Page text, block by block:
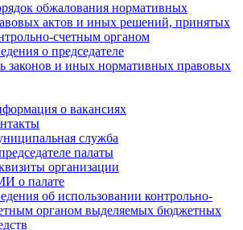
обжалования нормативных
актов и иных решений, принятых
счетным органом
о председателе
законов и иных нормативных правовых
о вакансиях
служба
палаты
организации
о палате
об использовании контрольно-
органом выделяемых бюджетных